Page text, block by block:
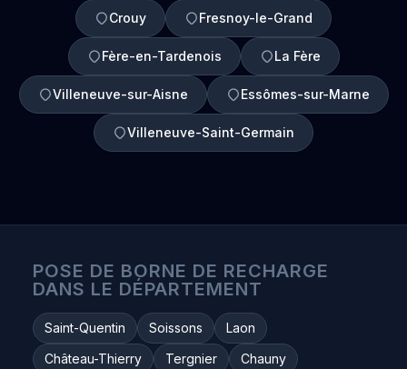
Crouy Fresnoy-le-Grand
Fère-en-Tardenois La Fère
Villeneuve-sur-Aisne Essômes-sur-Marne
Villeneuve-Saint-Germain
POSE DE BORNE DE RECHARGE
DANS LE DÉPARTEMENT
Saint-Quentin Soissons
Laon
Château-Thierry
Tergnier
Chauny